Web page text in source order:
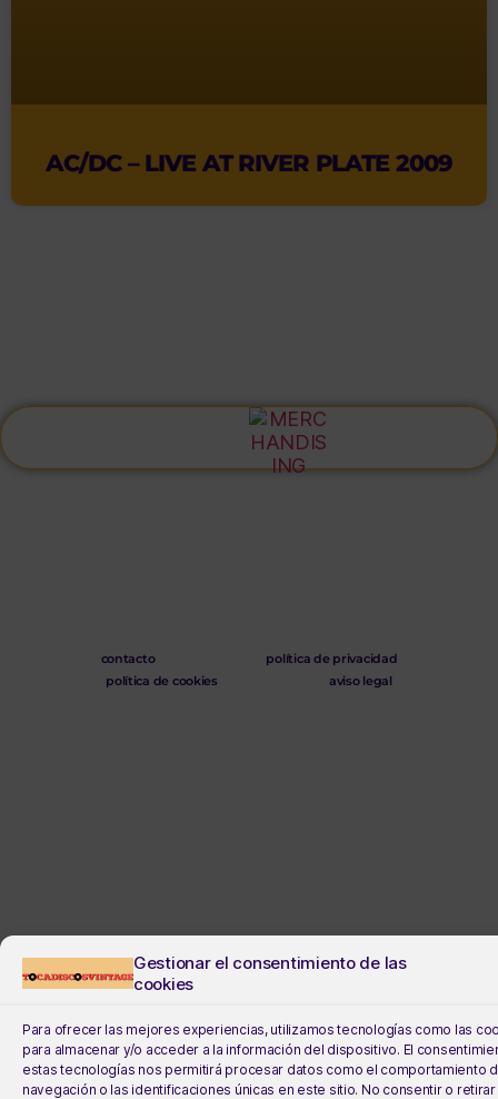
Gestionar el consentimiento de las
cookies
Para ofrecer las mejores experiencias, utilizamos tecnologías como las
para almacenar y/o acceder a la información del dispositivo. El
estas tecnologías nos permitirá procesar datos como el comportamiento
navegación o las identificaciones únicas en este sitio. No consentir o
AC/DC – LIVE AT RIVER PLATE 2009
contacto
política de privacidad
política de cookies
aviso legal